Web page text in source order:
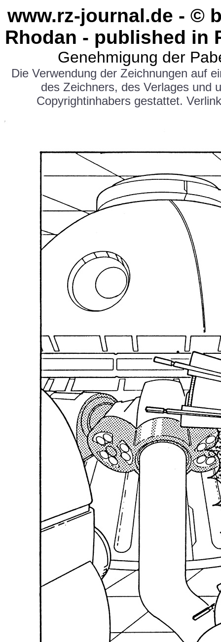
www.rz-journal.de - ©
Rhodan - published in
Genehmigung der
Die Verwendung der Zeichnungen auf
des Zeichners, des Verlages und
Copyrightinhabers gestattet.